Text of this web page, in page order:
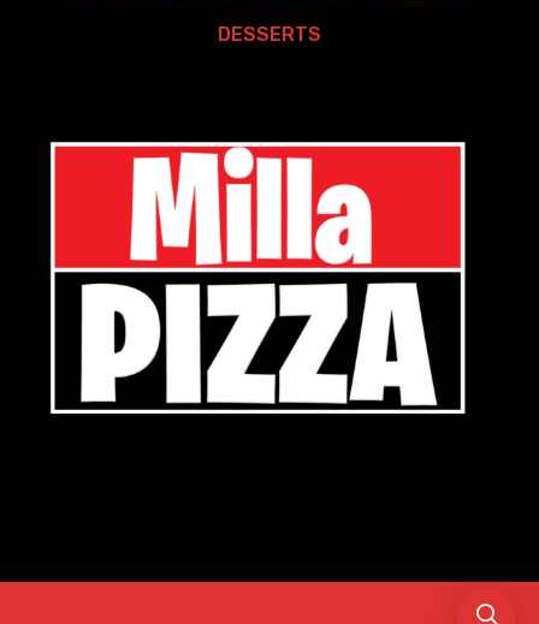
DESSERTS